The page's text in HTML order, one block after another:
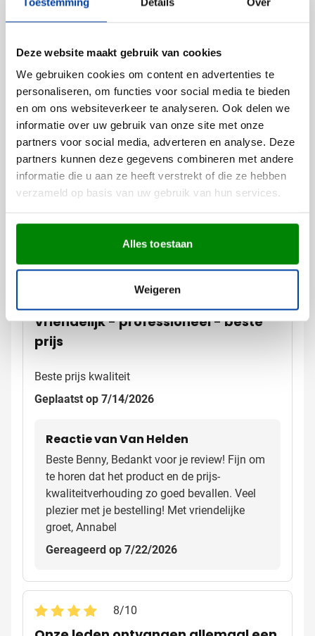
Deze website maakt gebruik van cookies
We gebruiken cookies om content en advertenties te
personaliseren, om functies voor social media te bieden
en om ons websiteverkeer te analyseren. Ook delen we
informatie over uw gebruik van onze site met onze
partners voor social media, adverteren en analyse. Deze
partners kunnen deze gegevens combineren met andere
informatie die u aan ze heeft verstrekt of die ze hebben
verzameld op basis van uw gebruik van hun services.
Alles toestaan
Weigeren
Beoordelingen
Gemiddelde beoordeling: 9 van 10
9/10 (6 beoordelingen)
5
1
0
10
Vriendelijk - professioneel - beste
prijs
Beste prijs kwaliteit
Geplaatst op 7/14/2026
Reactie van Van Helden
Beste Benny, Bedankt voor je review! Fijn om
te horen dat het product en de prijs-
kwaliteitverhouding zo goed bevallen. Veel
plezier met je bestelling! Met vriendelijke
groet, Annabel
Gereageerd op 7/22/2026
8/10